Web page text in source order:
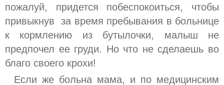
пожалуй, придется побеспокоиться, чтобы
привыкнув за время пребывания в больнице
к кормлению из бутылочки, малыш не
предпочел ее груди. Но что не сделаешь во
благо своего крохи!
Если же больна мама, и по медицинским